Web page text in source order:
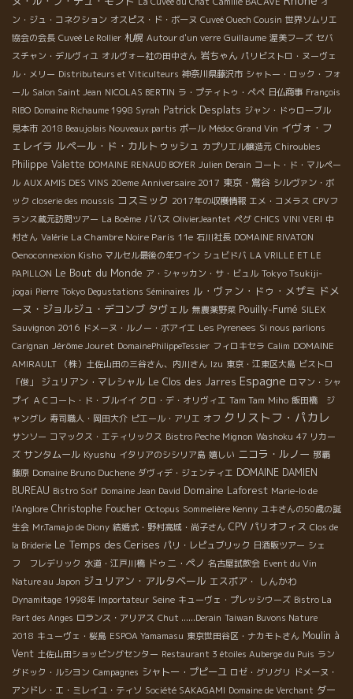
ン・ジュ・コネクション オスピス・ド・ボーヌ Cuveé Ouech Cousin 世界ソムリエ
協会の会長 Cuveé Le Rollier 札幌 Autour d'un verre Guillaume 渥美フーズ セバ
スチャン・デルヴィユ オルヴォー社の田中さん 岩ちゃん パリビストロ・ヌーヴェ
ル・メリー Distributeurs et Viticulteurs 神奈川県藤沢市 シャトー・ロック・フォ
ール Salon Saint Jean NICOLAS BERTIN ラ・プティトゥ・ペペ 日仏商事 François
RIBO Domaine Richaume 1998 Syrah Patrick Desplats ジャン・ドゥローブル
見本市 2018 Beaujolais Nouveaux partis ポール Médoc Grand Vin イヴォ・フ
ェレイラ ルペール・ド・カルトゥッシュ カプリエル醸造元 Chiroubles
Philippe Valette DOMAINE RENAUD BOYER Julien Derain コート・ド・マルペー
ル AUX AMIS DES VINS 20eme Anniversaire 2017 東京・鴬谷 シルヴァン・ボ
ック closerie des moussis コスミック 2017年の収穫情報 エメ・コメラス CPVフ
ランス蔵元訪問ツアー La Boème ババス OlivierJeantet ペグ CHICS VINI VERI 中
村さん Valérie La Chambre Noire Paris 11e 石川社長 DOMAINE RIVATON
Oenoconnexion Kisho マルセル最後の年ワイン シュビドバ LA VRILLE ET LE
PAPILLON Le Bout du Monde ア・シャッカン・サ・ビュル Tokyo Tsukiji-
jogai Pierre Tokyo Degustations Séminaires ル・ヴァン・ドゥ・メザミ ドメ
ーヌ・ジョルジュ・デコンブ タヴェル 無農薬野菜 Pouilly-Fumé SILEX
Sauvignon 2016 ドメーヌ・ルノー・ボアイエ Les Pyrenees Si nous parlions
Carignan Jérôme Jouret DomainePhilippeTessier フィロキセラ Calim DOMAINE
AMIRAULT
（株）土佐山田の三谷さん、内川さん Izu 東京・江東区大島 ビストロ
「俊」
ジュリアン・マレシャル Le Clos des Jarres Espagne ロマン・シャ
プイ ＡＣコート・ド・ブルイイ クロ・デ・オリヴィエ Tam Tam Miho 飯田橋 ジ
ャングレ 寿司職人・岡田大介 ピエール・アリエ オフ クリストフ・パカレ
サンソー コマックス・エティリックス Bistro Peche Mignon Washoku 47 リカー
ズ サンタムール Kyushu イタリアのシシリア島 嬉しい ニコラ・ルノー 那覇
藤原 Domaine Bruno Duchene ダヴィデ・ジェンティエ DOMAINE DAMIEN
BUREAU Bistro Soif Domaine Jean David Domaine Laforest Marie-lo de
l'Anglore Christophe Foucher Octopus Sommelière Kenny ユキさんの50歳の誕
生会 Mr.Tamajo de Diony 結婚式・野村高城・尚子さん CPV パリオフィス Clos de
la Briderie Le Temps des Cerises パリ・レピュブリック 日酒販ツアー シェ
フ フレデリック 水道・江戸川橋 ドゥニ・ペノ 名古屋試飲会 Event du Vin
Nature au Japon ジュリアン・アルタベール エスポア・ しんかわ
Dynamitage 1998年 Importateur Seine キューヴェ・プレッシウーズ Bistro La
Part des Anges ロランス・アリアス Chut ......Derain Taiwan Buvons Nature
2018 キューヴェ・桜島 ESPOA Yamamasu 東京世田谷区・ナカモトさん Moulin à
Vent 土佐山田ショッピングセンター Restaurant 3 étoiles Auberge du Puis ラン
グドック・ルシヨン Campagnes シャトー・プピーユ ロゼ・グリグリ ドメーヌ・
アンドレ・エ・ミレイユ・ティソ Société SAKAGAMI Domaine de Verchant ダー